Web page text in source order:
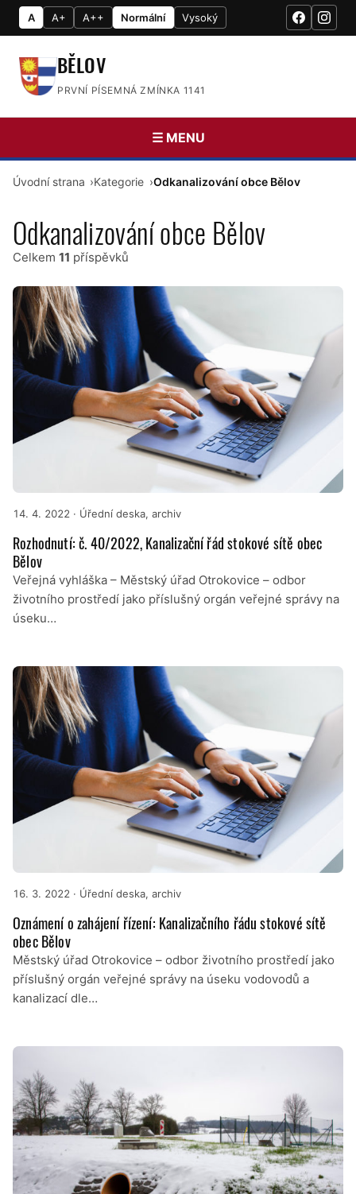
A A+ A++ Normální Vysoký
BĚLOV
PRVNÍ PÍSEMNÁ ZMÍNKA 1141
☰ MENU
Úvodní strana Kategorie Odkanalizování obce Bělov
Odkanalizování obce Bělov
Celkem 11 příspěvků
14. 4. 2022 · Úřední deska, archiv
Rozhodnutí: č. 40/2022, Kanalizační řád stokové sítě obec
Bělov
Veřejná vyhláška – Městský úřad Otrokovice – odbor
životního prostředí jako příslušný orgán veřejné správy na
úseku…
16. 3. 2022 · Úřední deska, archiv
Oznámení o zahájení řízení: Kanalizačního řádu stokové sítě
obec Bělov
Městský úřad Otrokovice – odbor životního prostředí jako
příslušný orgán veřejné správy na úseku vodovodů a
kanalizací dle…